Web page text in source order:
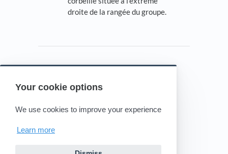
Your cookie options
We use cookies to improve your experience
Learn more
droite de la rangée du groupe.
Powered by HelpDocs